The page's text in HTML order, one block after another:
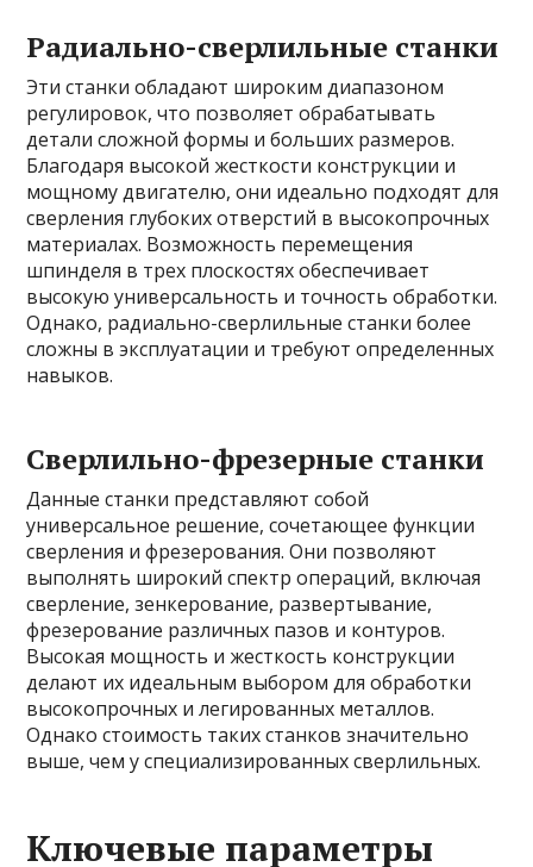
Радиально-сверлильные станки
Эти станки обладают широким диапазоном
регулировок, что позволяет обрабатывать
детали сложной формы и больших размеров.
Благодаря высокой жесткости конструкции и
мощному двигателю, они идеально подходят для
сверления глубоких отверстий в высокопрочных
материалах. Возможность перемещения
шпинделя в трех плоскостях обеспечивает
высокую универсальность и точность обработки.
Однако, радиально-сверлильные станки более
сложны в эксплуатации и требуют определенных
навыков.
Сверлильно-фрезерные станки
Данные станки представляют собой
универсальное решение, сочетающее функции
сверления и фрезерования. Они позволяют
выполнять широкий спектр операций, включая
сверление, зенкерование, развертывание,
фрезерование различных пазов и контуров.
Высокая мощность и жесткость конструкции
делают их идеальным выбором для обработки
высокопрочных и легированных металлов.
Однако стоимость таких станков значительно
выше, чем у специализированных сверлильных.
Ключевые параметры